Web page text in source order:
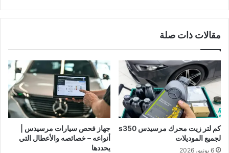
مقالات ذات صلة
كم لتر زيت محرك مرسيدس s350
لجميع الموديلات
6 يونيو، 2026
جهاز فحص سيارات مرسيدس |
أنواعه – خصائصه والأعطال التي
يحددها